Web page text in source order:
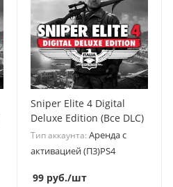
Sniper Elite 4 Digital
Deluxe Edition (Все DLC)
Тип аккаунта: Аренда с
активацией (П3)PS4
99 руб./шт